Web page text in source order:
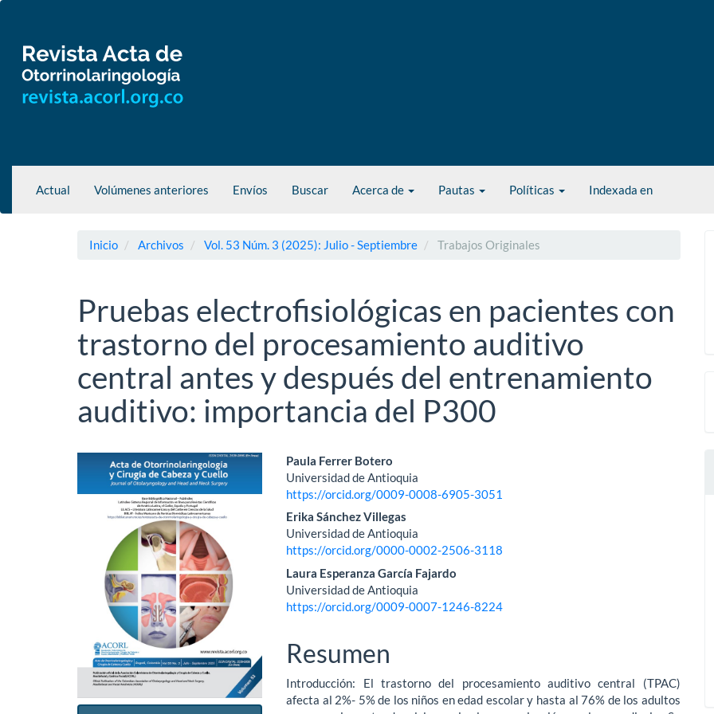
principal
Barra
lateral
Actual Volúmenes anteriores Envíos Buscar Acerca de Pautas Políticas Indexada en
Inicio Archivos Vol. 53 Núm. 3 (2025): Julio - Septiembre Trabajos Originales
Pruebas electrofisiológicas en pacientes con
trastorno del procesamiento auditivo
central antes y después del entrenamiento
auditivo: importancia del P300
Barra
lateral
del
artículo
Contenido
principal
del
artículo
Paula Ferrer Botero
Universidad de Antioquia
https://orcid.org/0009-0008-6905-3051
Erika Sánchez Villegas
Universidad de Antioquia
https://orcid.org/0000-0002-2506-3118
Laura Esperanza García Fajardo
Universidad de Antioquia
https://orcid.org/0009-0007-1246-8224
Resumen
Introducción: El trastorno del procesamiento auditivo central (TPAC)
afecta al 2%- 5% de los niños en edad escolar y hasta al 76% de los adultos